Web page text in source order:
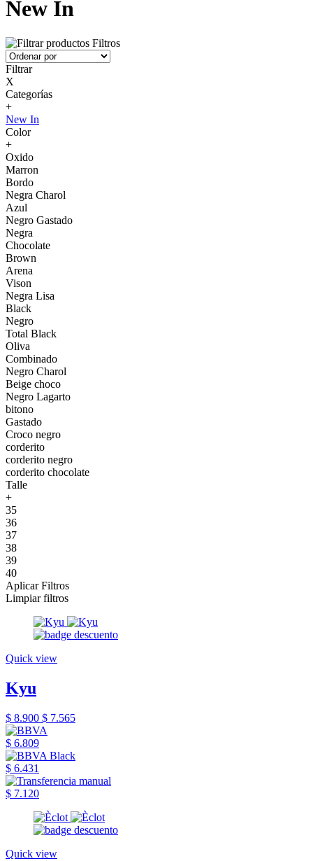
New In
Filtros
Filtrar
X
Categorías
+
New In
Color
+
Oxido
Marron
Bordo
Negra Charol
Azul
Negro Gastado
Negra
Chocolate
Brown
Arena
Vison
Negra Lisa
Black
Negro
Total Black
Oliva
Combinado
Negro Charol
Beige choco
Negro Lagarto
bitono
Gastado
Croco negro
corderito
corderito negro
corderito chocolate
Talle
+
35
36
37
38
39
40
Aplicar Filtros
Limpiar filtros
Quick view
Kyu
$ 8.900 $ 7.565
$ 6.809
$ 6.431
$ 7.120
Quick view